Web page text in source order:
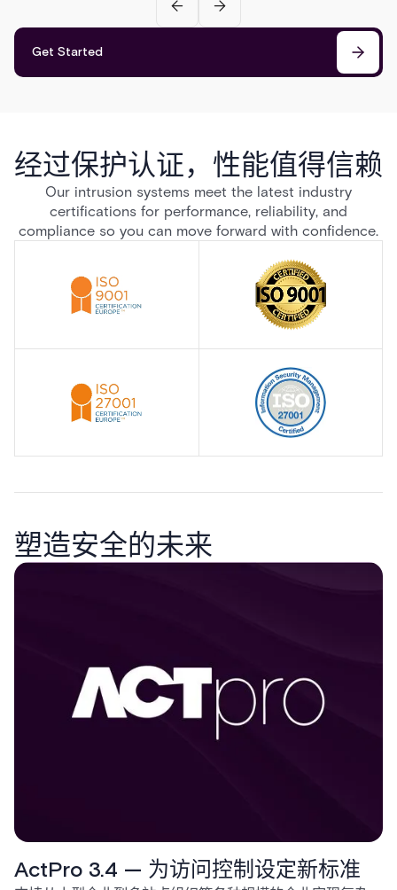
Get Started
经过保护认证，性能值得信赖
Our intrusion systems meet the latest industry
certifications for performance, reliability, and
compliance so you can move forward with confidence.
塑造安全的未来
ActPro 3.4 — 为访问控制设定新标准